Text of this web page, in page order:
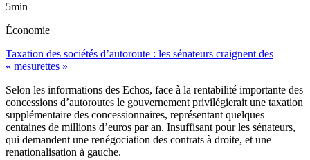
5min
Économie
Taxation des sociétés d’autoroute : les sénateurs craignent des
« mesurettes »
Selon les informations des Echos, face à la rentabilité importante des
concessions d’autoroutes le gouvernement privilégierait une taxation
supplémentaire des concessionnaires, représentant quelques
centaines de millions d’euros par an. Insuffisant pour les sénateurs,
qui demandent une renégociation des contrats à droite, et une
renationalisation à gauche.